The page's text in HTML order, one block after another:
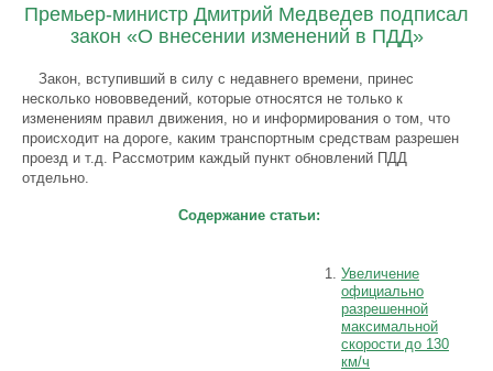
Премьер-министр Дмитрий Медведев подписал
закон «О внесении изменений в ПДД»
Закон, вступивший в силу с недавнего времени, принес
несколько нововведений, которые относятся не только к
изменениям правил движения, но и информирования о том, что
происходит на дороге, каким транспортным средствам разрешен
проезд и т.д. Рассмотрим каждый пункт обновлений ПДД
отдельно.
Содержание статьи:
Увеличение
официально
разрешенной
максимальной
скорости до 130
км/ч